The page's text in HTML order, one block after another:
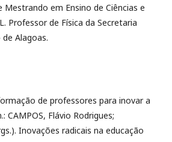
Mestrando em Ensino de Ciências e
Professor de Física da Secretaria
Alagoas.
de professores para inovar a
CAMPOS, Flávio Rodrigues;
Inovações radicais na educação